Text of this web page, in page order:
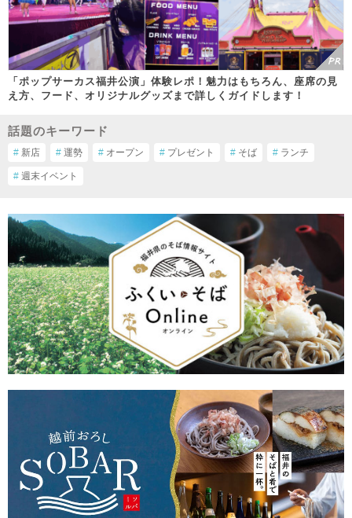
「ポップサーカス福井公演」体験レポ！魅力はもちろん、座席の見
え方、フード、オリジナルグッズまで詳しくガイドします！
話題のキーワード
# 新店 # 運勢 # オープン # プレゼント # そば # ランチ
# 週末イベント